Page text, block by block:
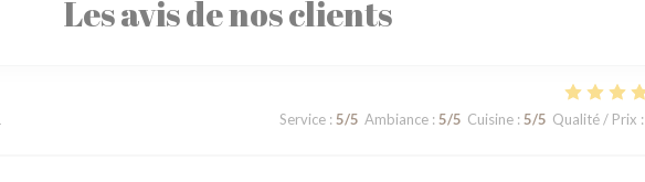
Les avis de nos clients
Service: 5/5 Ambiance: 5/5 Cuisine: 5/5 Qualité / Prix :